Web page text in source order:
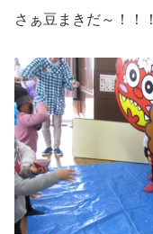
さぁ豆まきだ～！！！